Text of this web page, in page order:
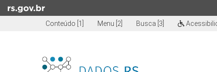
Skip to main content
Conteúdo [1] Menu [2] Busca [3]